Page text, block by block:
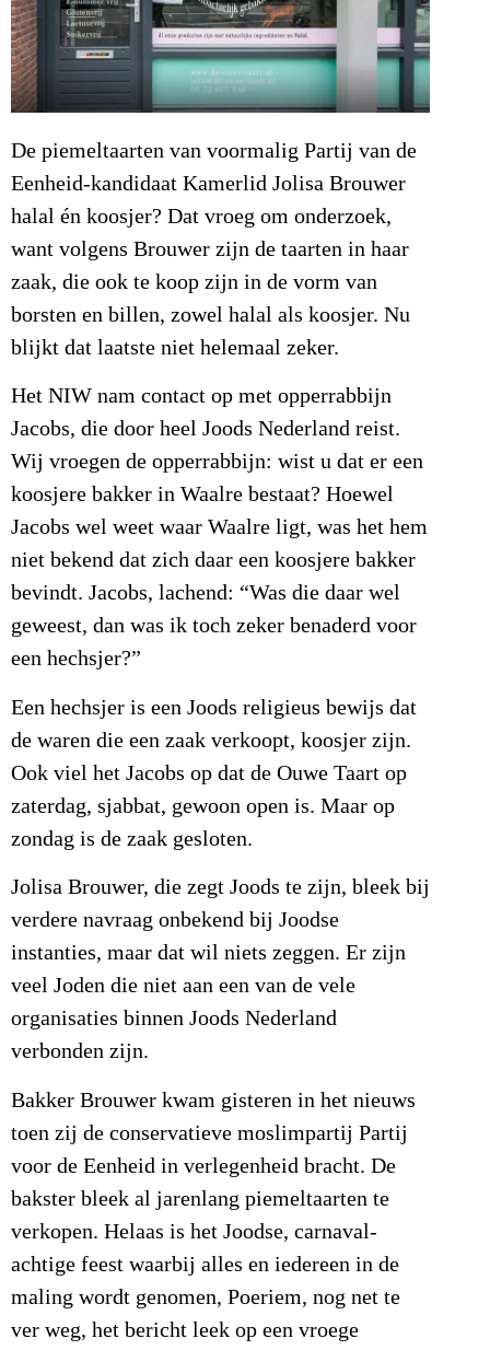
De piemeltaarten van voormalig Partij van de
Eenheid-kandidaat Kamerlid Jolisa Brouwer
halal én koosjer? Dat vroeg om onderzoek,
want volgens Brouwer zijn de taarten in haar
zaak, die ook te koop zijn in de vorm van
borsten en billen, zowel halal als koosjer. Nu
blijkt dat laatste niet helemaal zeker.
Het NIW nam contact op met opperrabbijn
Jacobs, die door heel Joods Nederland reist.
Wij vroegen de opperrabbijn: wist u dat er een
koosjere bakker in Waalre bestaat? Hoewel
Jacobs wel weet waar Waalre ligt, was het hem
niet bekend dat zich daar een koosjere bakker
bevindt. Jacobs, lachend: “Was die daar wel
geweest, dan was ik toch zeker benaderd voor
een hechsjer?”
Een hechsjer is een Joods religieus bewijs dat
de waren die een zaak verkoopt, koosjer zijn.
Ook viel het Jacobs op dat de Ouwe Taart op
zaterdag, sjabbat, gewoon open is. Maar op
zondag is de zaak gesloten.
Jolisa Brouwer, die zegt Joods te zijn, bleek bij
verdere navraag onbekend bij Joodse
instanties, maar dat wil niets zeggen. Er zijn
veel Joden die niet aan een van de vele
organisaties binnen Joods Nederland
verbonden zijn.
Bakker Brouwer kwam gisteren in het nieuws
toen zij de conservatieve moslimpartij Partij
voor de Eenheid in verlegenheid bracht. De
bakster bleek al jarenlang piemeltaarten te
verkopen. Helaas is het Joodse, carnaval-
achtige feest waarbij alles en iedereen in de
maling wordt genomen, Poeriem, nog net te
ver weg, het bericht leek op een vroege